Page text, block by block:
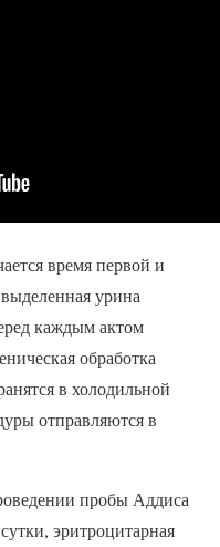
время первой и
урина
каждым актом
обработка
в холодильной
отправляются в
пробы Аддиса
эритроцитарная